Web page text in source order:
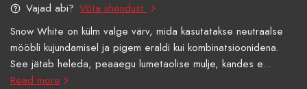
Vajad abi? Võta ühendust
Snow White on külm valge värv, mida kasutatakse neutraalse
mööbli kujundamisel ja pigem eraldi kui kombinatsioonidena.
See jätab heleda, peaaegu lumetaolise mulje, kandes e...
Read more